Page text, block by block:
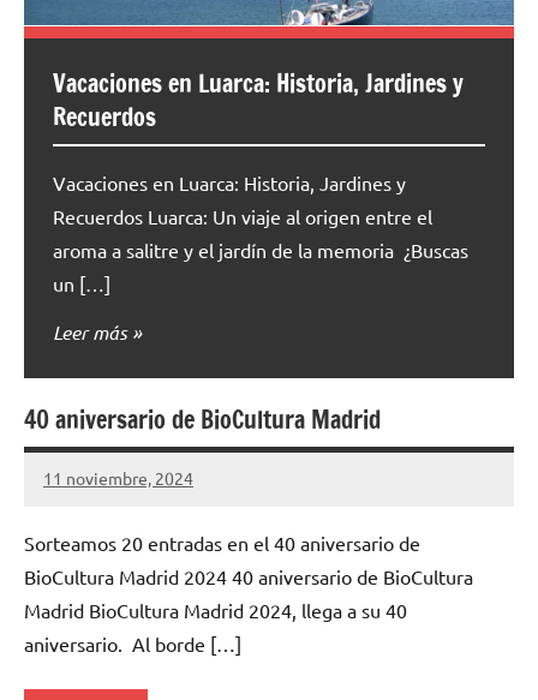
Vacaciones en Luarca: Historia, Jardines y
Recuerdos
Vacaciones en Luarca: Historia, Jardines y
Recuerdos Luarca: Un viaje al origen entre el
aroma a salitre y el jardín de la memoria ¿Buscas
un […]
Leer más
40 aniversario de BioCultura Madrid
11 noviembre, 2024
Cuidasdeti
30
Sorteamos 20 entradas en el 40 aniversario de
BioCultura Madrid 2024 40 aniversario de BioCultura
Madrid BioCultura Madrid 2024, llega a su 40
aniversario. Al borde […]